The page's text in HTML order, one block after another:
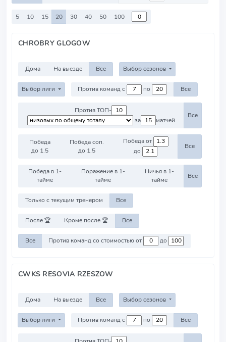
5 10 15 20 30 40 50 100
CHROBRY GLOGOW
Дома На выезде Все Выбор сезонов
Выбор лиги Против команд с по Все
Против ТОП-
за
матчей
Все
Победа
до 1.5
Победа соп.
до 1.5
Победа от
до
Все
Победа в 1-
тайме
Поражение в 1-
тайме
Ничья в 1-
тайме
Все
Только с текущим тренером Все
После 🏆 Кроме после 🏆 Все
Все Против команд со стоимостью от до
CWKS RESOVIA RZESZOW
Дома На выезде Все Выбор сезонов
Выбор лиги Против команд с по Все